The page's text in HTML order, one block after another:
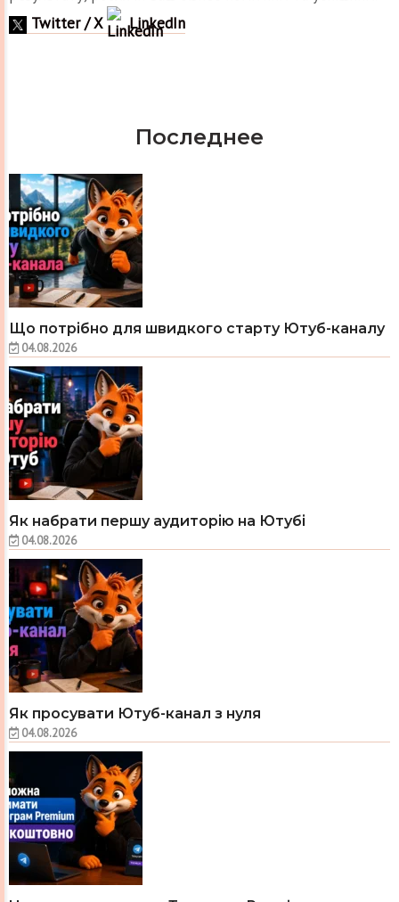
Twitter / X
LinkedIn
Последнее
Що потрібно для швидкого старту Ютуб-каналу
04.08.2026
Як набрати першу аудиторію на Ютубі
04.08.2026
Як просувати Ютуб-канал з нуля
04.08.2026